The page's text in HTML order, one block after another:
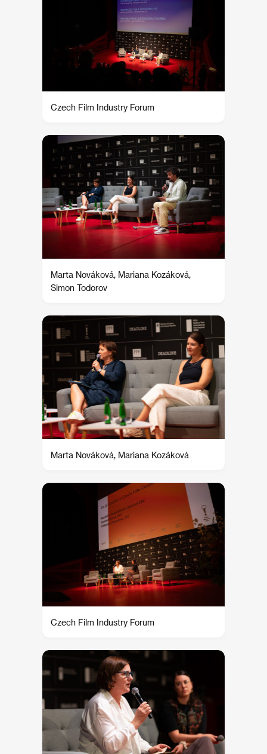
Czech Film Industry Forum
Marta Nováková, Mariana Kozáková,
Simon Todorov
Marta Nováková, Mariana Kozáková
Czech Film Industry Forum